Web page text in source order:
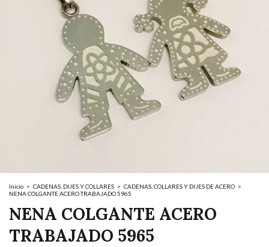
Inicio > CADENAS, DIJES Y COLLARES > CADENAS, COLLARES Y DIJES DE ACERO >
NENA COLGANTE ACERO TRABAJADO 5965
NENA COLGANTE ACERO
TRABAJADO 5965